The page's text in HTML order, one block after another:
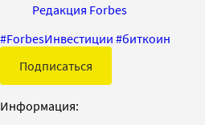
Редакция Forbes
#ForbesИнвестиции #биткоин
Подписаться
Информация: